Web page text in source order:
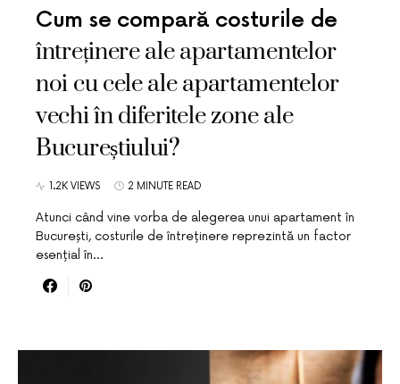
Cum se compară costurile de
întreținere ale apartamentelor
noi cu cele ale apartamentelor
vechi în diferitele zone ale
Bucureștiului?
1.2K VIEWS 2 MINUTE READ
Atunci când vine vorba de alegerea unui apartament în
București, costurile de întreținere reprezintă un factor
esențial în…